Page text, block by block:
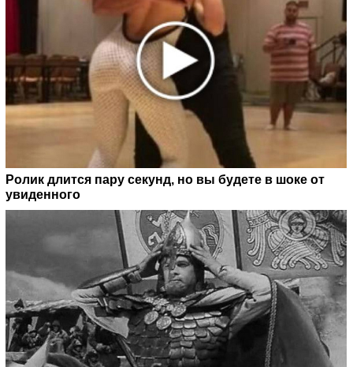
Ролик длится пару секунд, но вы будете в шоке от
увиденного